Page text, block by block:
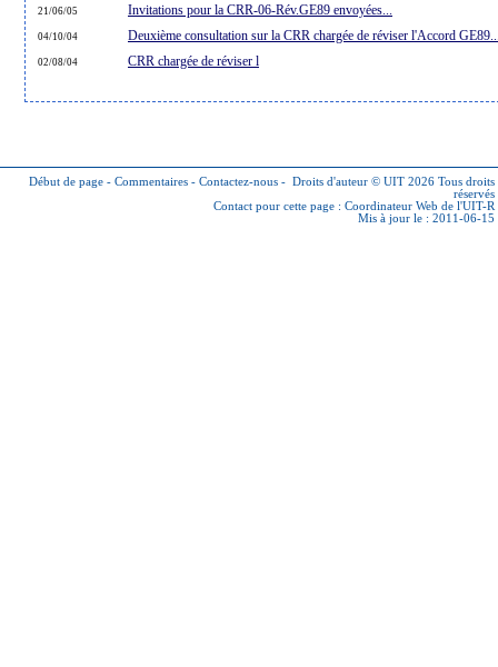
21/06/05 Invitations pour la CRR-06-Rév.GE89 envoyées...
04/10/04 Deuxième consultation sur la CRR chargée de réviser l'Accord
02/08/04 CRR chargée de réviser l
Début de page - Commentaires - Contactez-nous - Droits d'auteur © UIT 2026 Tous droits
réservés
Contact pour cette page : Coordinateur Web de l'UIT-R
Mis à jour le : 2011-06-15